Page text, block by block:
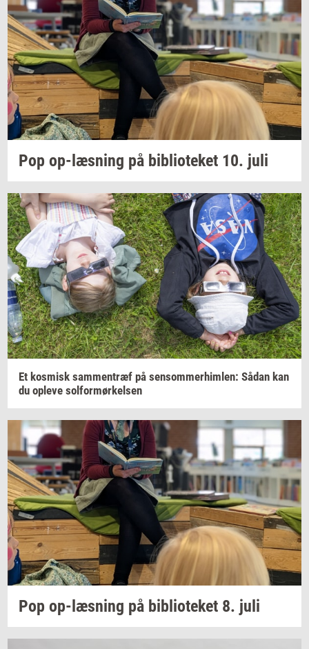
Pop op-​læsning på bi­bli­o­te­ket 10. juli
Et kos­misk sam­men­træf på sen­som­mer­him­len: Sådan kan
du op­le­ve sol­for­mør­kel­sen
Pop op-​læsning på bi­bli­o­te­ket 8. juli